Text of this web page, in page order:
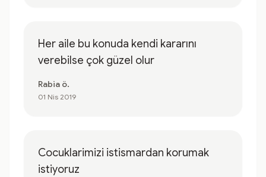
Her aile bu konuda kendi kararını
verebilse çok güzel olur
Rabia ö.
01 Nis 2019
Cocuklarimizi istismardan korumak
istiyoruz